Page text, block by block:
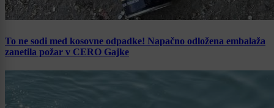
To ne sodi med kosovne odpadke! Napačno odložena embalaža
zanetila požar v CERO Gajke